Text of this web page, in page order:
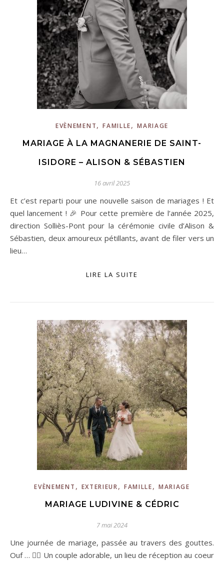
EVÈNEMENT,FAMILLE,MARIAGE
MARIAGE À LA MAGNANERIE DE SAINT-
ISIDORE – ALISON & SÉBASTIEN
16 avril 2025
Et c’est reparti pour une nouvelle saison de mariages ! Et
quel lancement ! 🎉 Pour cette première de l’année 2025,
direction Solliès-Pont pour la cérémonie civile d’Alison &
Sébastien, deux amoureux pétillants, avant de filer vers un
lieu…
LIRE LA SUITE
EVÈNEMENT , EXTERIEUR, FAMILLE, MARIAGE
MARIAGE LUDIVINE & CÉDRIC
7 mai 2024
Une journée de mariage, passée au travers des gouttes.
Ouf … 😮‍💨 Un couple adorable, un lieu de réception au coeur